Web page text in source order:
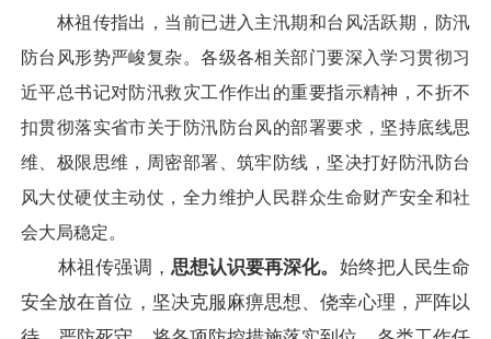
林祖传指出，当前已进入主汛期和台风活跃期，防汛
防台风形势严峻复杂。各级各相关部门要深入学习贯彻习
近平总书记对防汛救灾工作作出的重要指示精神，不折不
扣贯彻落实省市关于防汛防台风的部署要求，坚持底线思
维、极限思维，周密部署、筑牢防线，坚决打好防汛防台
风大仗硬仗主动仗，全力维护人民群众生命财产安全和社
会大局稳定。
林祖传强调， 思想认识要再深化。 始终把人民生命
安全放在首位，坚决克服麻痹思想、侥幸心理，严阵以